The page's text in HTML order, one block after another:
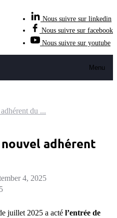
Nous suivre sur linkedin
Nous suivre sur facebook
Nous suivre sur youtube
Menu
du ...
adhérent
4, 2025
juillet 2025 a acté l’entrée de